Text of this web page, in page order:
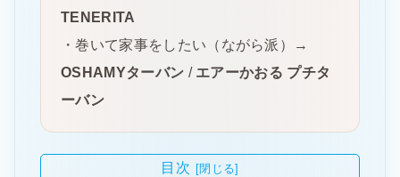
TENERITA
・巻いて家事をしたい（ながら派）→
OSHAMYターバン / エアーかおる プチタ
ーバン
目次